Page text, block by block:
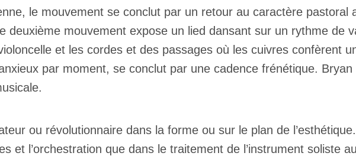
le mouvement se conclut par un retour au caractère pastoral
deuxième mouvement expose un lied dansant sur un rythme de
et les cordes et des passages où les cuivres confèrent
par moment, se conclut par une cadence frénétique. Bryan
ou révolutionnaire dans la forme ou sur le plan de
et l’orchestration que dans le traitement de l’instrument soliste